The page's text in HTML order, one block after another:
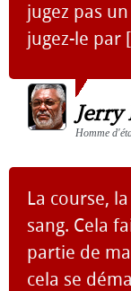
jugez pas
jugez-le par
Jerry
Homme
La course,
sang. Cela
partie de
cela se